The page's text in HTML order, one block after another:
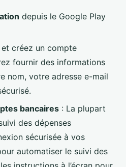
depuis le Google Play
et créez un compte
fournir des informations
nom, votre adresse e-mail
bancaires : La plupart
des dépenses
sécurisée à vos
automatiser le suivi des